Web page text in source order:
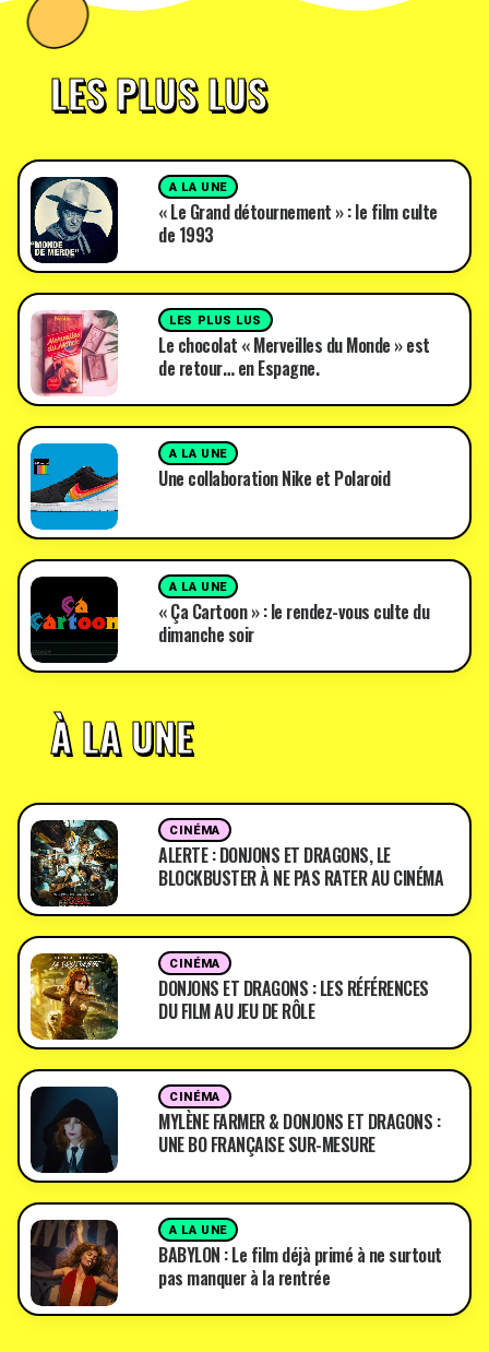
LES PLUS LUS
A LA UNE
« Le Grand détournement » : le film culte
de 1993
LES PLUS LUS
Le chocolat « Merveilles du Monde » est
de retour… en Espagne.
A LA UNE
Une collaboration Nike et Polaroid
A LA UNE
« Ça Cartoon » : le rendez-vous culte du
dimanche soir
À LA UNE
CINÉMA
ALERTE : DONJONS ET DRAGONS, LE
BLOCKBUSTER À NE PAS RATER AU CINÉMA
CINÉMA
DONJONS ET DRAGONS : LES RÉFÉRENCES
DU FILM AU JEU DE RÔLE
CINÉMA
MYLÈNE FARMER & DONJONS ET DRAGONS :
UNE BO FRANÇAISE SUR-MESURE
A LA UNE
BABYLON : Le film déjà primé à ne surtout
pas manquer à la rentrée